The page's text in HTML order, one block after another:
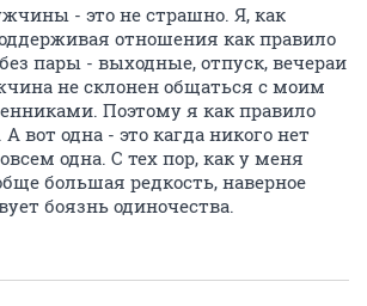
- это не страшно. Я, как
отношения как правило
пары - выходные, отпуск, вечераи
не склонен общаться с моим
Поэтому я как правило
вот одна - это кагда никого нет
одна. С тех пор, как у меня
большая редкость, наверное
боязнь одиночества.